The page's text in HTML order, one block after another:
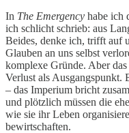
In The Emergency habe ich
ich schlicht schrieb: aus
Beides, denke ich, trifft auf
Glauben an uns selbst
komplexe Gründe. Aber
Verlust als Ausgangspunkt.
– das Imperium bricht
und plötzlich müssen die
wie sie ihr Leben
bewirtschaften.